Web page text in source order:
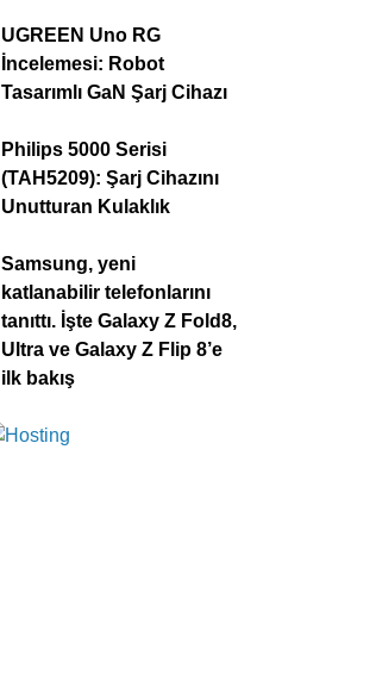
UGREEN Uno RG
İncelemesi: Robot
Tasarımlı GaN Şarj Cihazı
Philips 5000 Serisi
(TAH5209): Şarj Cihazını
Unutturan Kulaklık
Samsung, yeni
katlanabilir telefonlarını
tanıttı. İşte Galaxy Z Fold8,
Ultra ve Galaxy Z Flip 8’e
ilk bakış